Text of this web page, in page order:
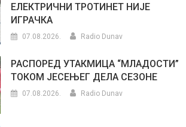
ЕЛЕКТРИЧНИ ТРОТИНЕТ НИЈЕ
ИГРАЧКА
07.08.2026. Radio Dunav
РАСПОРЕД УТАКМИЦА “МЛАДОСТИ”
ТОКОМ ЈЕСЕЊЕГ ДЕЛА СЕЗОНЕ
07.08.2026. Radio Dunav